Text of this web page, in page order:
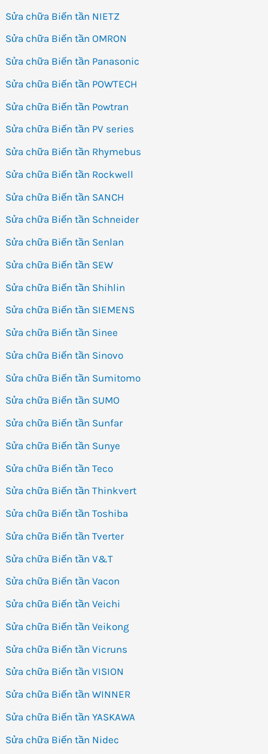
Sửa chữa Biến tần NIETZ
Sửa chữa Biến tần OMRON
Sửa chữa Biến tần Panasonic
Sửa chữa Biến tần POWTECH
Sửa chữa Biến tần Powtran
Sửa chữa Biến tần PV series
Sửa chữa Biến tần Rhymebus
Sửa chữa Biến tần Rockwell
Sửa chữa Biến tần SANCH
Sửa chữa Biến tần Schneider
Sửa chữa Biến tần Senlan
Sửa chữa Biến tần SEW
Sửa chữa Biến tần Shihlin
Sửa chữa Biến tần SIEMENS
Sửa chữa Biến tần Sinee
Sửa chữa Biến tần Sinovo
Sửa chữa Biến tần Sumitomo
Sửa chữa Biến tần SUMO
Sửa chữa Biến tần Sunfar
Sửa chữa Biến tần Sunye
Sửa chữa Biến tần Teco
Sửa chữa Biến tần Thinkvert
Sửa chữa Biến tần Toshiba
Sửa chữa Biến tần Tverter
Sửa chữa Biến tần V&T
Sửa chữa Biến tần Vacon
Sửa chữa Biến tần Veichi
Sửa chữa Biến tần Veikong
Sửa chữa Biến tần Vicruns
Sửa chữa Biến tần VISION
Sửa chữa Biến tần WINNER
Sửa chữa Biến tần YASKAWA
Sửa chữa Biến tần Nidec